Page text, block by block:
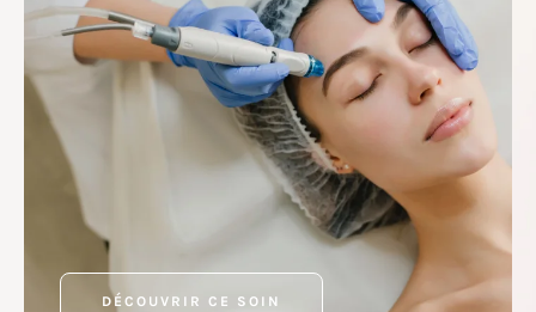
DÉCOUVRIR CE SOIN